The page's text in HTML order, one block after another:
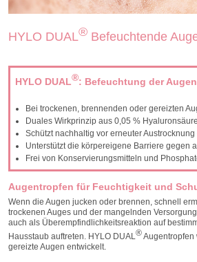
HYLO DUAL®Befeuchtende
HYLO DUAL®: Befeuchtung der
Bei trockenen, brennenden oder gereizten
Duales Wirkprinzip aus 0,05 %
Schützt nachhaltig vor erneuter
Unterstützt die körpereigene Barriere gegen
Frei von Konservierungsmitteln und
Augentropfen für Feuchtigkeit und
Wenn die Augen jucken oder brennen, schnell
trockenen Auges und der mangelnden
auch als Überempfindlichkeitsreaktion auf
Hausstaub auftreten. HYLO DUAL®Augentropfen
gereizte Augen entwickelt.